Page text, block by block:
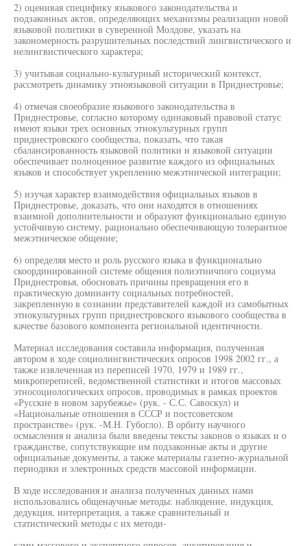
2) оценивая специфику языкового законодательства и
подзаконных актов, определяющих механизмы реализации новой
языковой политики в суверенной Молдове, указать на
закономерность разрушительных последствий лингвистического и
нелингвистического характера;
3) учитывая социально-культурный исторический контекст,
рассмотреть динамику этноязыковой ситуации в Приднестровье;
4) отмечая своеобразие языкового законодательства в
Приднестровье, согласно которому одинаковый правовой статус
имеют языки трех основных этнокультурных групп
приднестровского сообщества, показать, что такая
сбалансированность языковой политики и языковой ситуации
обеспечивает полноценное развитие каждого из официальных
языков и способствует укреплению межэтнической интеграции;
5) изучая характер взаимодействия официальных языков в
Приднестровье, доказать, что они находятся в отношениях
взаимной дополнительности и образуют функционально единую
устойчивую систему, рационально обеспечивающую толерантное
межэтническое общение;
6) определяя место и роль русского языка в функционально
скоординированной системе общения полиэтничпого социума
Приднестровья, обосновать причины превращения его в
практическую доминанту социальных потребностей,
закрепленную в сознании представителей каждой из самобытных
этнокультурных групп приднестровского языкового сообщества в
качестве базового компонента региональной идентичности.
Материал исследования составила информация, полученная
автором в ходе социолингвистических опросов 1998 2002 гг., а
также извлеченная из переписей 1970, 1979 и 1989 гг.,
микропереписей, ведомственной статистики и итогов массовых
этносоциологических опросов, проводимых в рамках проектов
«Русские в новом зарубежье» (рук. - С.С. Савоскул) и
«Национальные отношения в СССР и постсоветском
пространстве» (рук. -М.Н. Губогло). В орбиту научного
осмысления и анализа были введены тексты законов о языках и о
гражданстве, сопутствующие им подзаконные акты и другие
официальные документы, а также материалы газетно-журнальной
периодики и электронных средств массовой информации.
В ходе исследования и анализа полученных данных нами
использовались общенаучные методы: наблюдение, индукция,
дедукция, интерпретация, а также сравнительный и
статистический методы с их методи-